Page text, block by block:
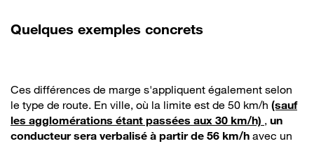
Quelques exemples concrets
Ces différences de marge s'appliquent également selon
le type de route. En ville, où la limite est de 50 km/h (sauf
les agglomérations étant passées aux 30 km/h) , un
conducteur sera verbalisé à partir de 56 km/h avec un